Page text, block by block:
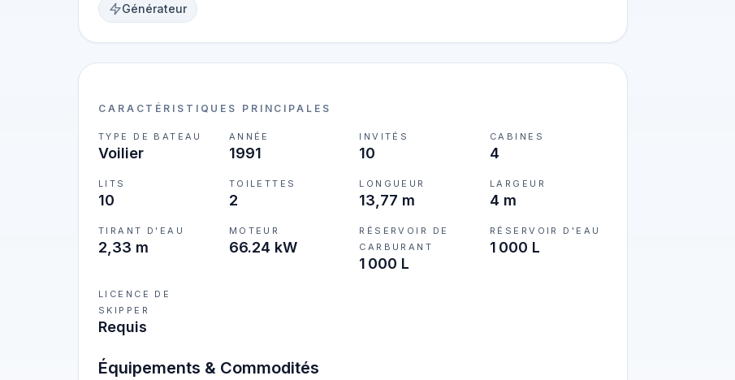
Générateur
CARACTÉRISTIQUES PRINCIPALES
TYPE DE BATEAU
Voilier
ANNÉE
1991
INVITÉS
10
CABINES
4
LITS
10
TOILETTES
2
LONGUEUR
13,77 m
LARGEUR
4 m
TIRANT D'EAU
2,33 m
MOTEUR
66.24 kW
RÉSERVOIR DE
CARBURANT
1 000 L
RÉSERVOIR D'EAU
1 000 L
LICENCE DE
SKIPPER
Requis
Équipements & Commodités